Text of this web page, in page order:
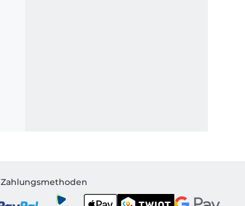
Zahlungsmethoden